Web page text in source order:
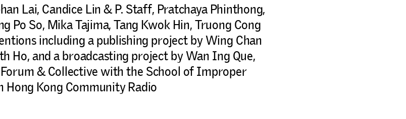
Lai, Candice Lin & P. Staff, Pratchaya Phinthong,
Po So, Mika Tajima, Tang Kwok Hin, Truong Cong
including a publishing project by Wing Chan
Ho, and a broadcasting project by Wan Ing Que,
& Collective with the School of Improper
Kong Community Radio